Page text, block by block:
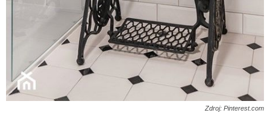
Zdroj: Pinterest.com